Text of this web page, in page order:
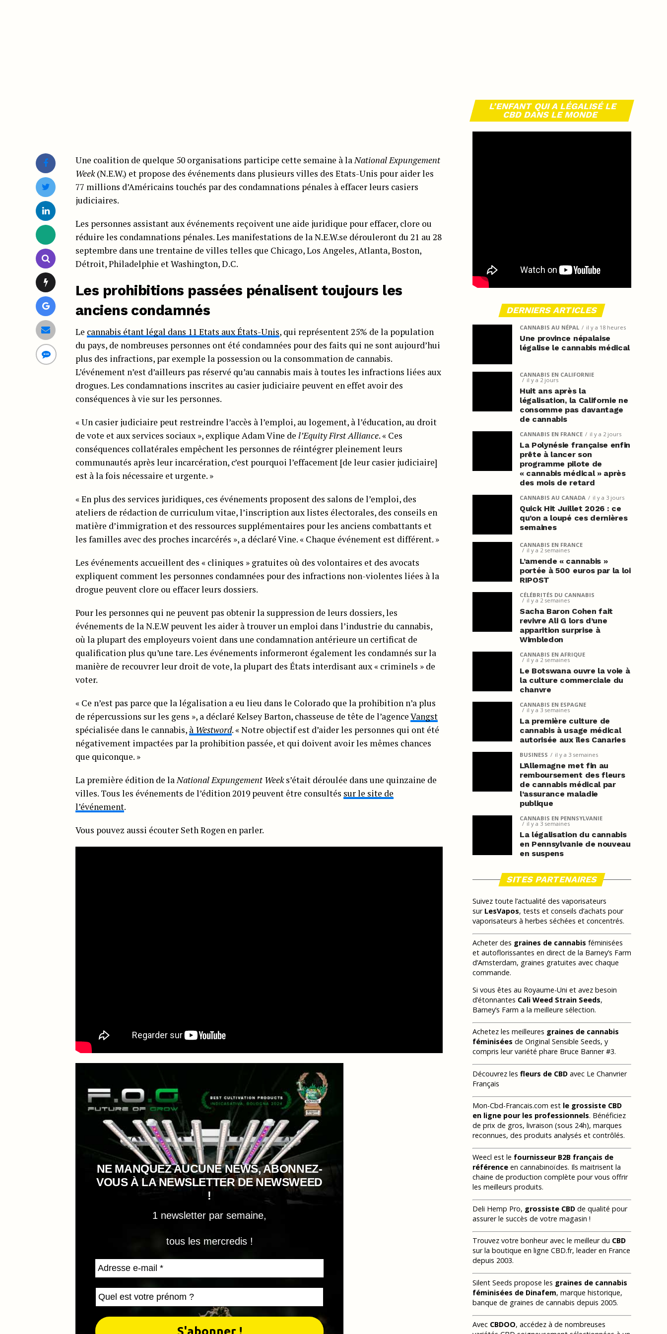
Une coalition de quelque 50 organisations participe cette semaine à laNational Expungement
Week(N.E.W.) et propose des événements dans plusieurs villes des Etats-Unis pour aider les
77 millions d’Américains touchés par des condamnations pénales à effacer leurs casiers
judiciaires.
Les personnes assistant aux événements reçoivent une aide juridique pour effacer, clore ou
réduire les condamnations pénales. Les manifestations de la N.E.W.se dérouleront du 21 au 28
septembre dans une trentaine de villes telles que Chicago, Los Angeles, Atlanta, Boston,
Détroit, Philadelphie et Washington, D.C.
Les prohibitions passées pénalisent toujours les
anciens condamnés
Le cannabis étant légal dans 11 Etats aux États-Unis, qui représentent 25% de la population
du pays, de nombreuses personnes ont été condamnées pour des faits qui ne sont aujourd’hui
plus des infractions, par exemple la possession ou la consommation de cannabis.
L’événement n’est d’ailleurs pas réservé qu’au cannabis mais à toutes les infractions liées aux
drogues. Les condamnations inscrites au casier judiciaire peuvent en effet avoir des
conséquences à vie sur les personnes.
« Un casier judiciaire peut restreindre l’accès à l’emploi, au logement, à l’éducation, au droit
de vote et aux services sociaux », explique Adam Vine de l’Equity First Alliance. « Ces
conséquences collatérales empêchent les personnes de réintégrer pleinement leurs
communautés après leur incarcération, c’est pourquoi l’effacement [de leur casier judiciaire]
est à la fois nécessaire et urgente. »
« En plus des services juridiques, ces événements proposent des salons de l’emploi, des
ateliers de rédaction de curriculum vitae, l’inscription aux listes électorales, des conseils en
matière d’immigration et des ressources supplémentaires pour les anciens combattants et
les familles avec des proches incarcérés », a déclaré Vine. « Chaque événement est différent. »
Les événements accueillent des « cliniques » gratuites où des volontaires et des avocats
expliquent comment les personnes condamnées pour des infractions non-violentes liées à la
drogue peuvent clore ou effacer leurs dossiers.
Pour les personnes qui ne peuvent pas obtenir la suppression de leurs dossiers, les
événements de la N.E.W peuvent les aider à trouver un emploi dans l’industrie du cannabis,
où la plupart des employeurs voient dans une condamnation antérieure un certificat de
qualification plus qu’une tare. Les événements informeront également les condamnés sur la
manière de recouvrer leur droit de vote, la plupart des États interdisant aux « criminels » de
voter.
« Ce n’est pas parce que la légalisation a eu lieu dans le Colorado que la prohibition n’a plus
de répercussions sur les gens », a déclaré Kelsey Barton, chasseuse de tête de l’agenceVangst
spécialisée dans le cannabis, à Westword. « Notre objectif est d’aider les personnes qui ont été
négativement impactées par la prohibition passée, et qui doivent avoir les mêmes chances
que quiconque. »
La première édition de laNational Expungement Weeks’était déroulée dans une quinzaine de
villes. Tous les événements de l’édition 2019 peuvent être consultés sur le site de
l’événement.
Vous pouvez aussi écouter Seth Rogen en parler.
NE MANQUEZ AUCUNE NEWS, ABONNEZ-
VOUS À LA NEWSLETTER DE NEWSWEED
!
1 newsletter par semaine,
tous les mercredis !
L’ENFANT QUI A LÉGALISÉ LE
CBD DANS LE MONDE
DERNIERS ARTICLES
CANNABIS AU NÉPAL il y a 18 heures
Une province népalaise
légalise le cannabis médical
CANNABIS EN CALIFORNIE
il y a 2 jours
Huit ans après la
légalisation, la Californie ne
consomme pas davantage
de cannabis
CANNABIS EN FRANCE il y a 2 jours
La Polynésie française enfin
prête à lancer son
programme pilote de
« cannabis médical » après
des mois de retard
CANNABIS AU CANADA il y a 3 jours
Quick Hit Juillet 2026 : ce
qu’on a loupé ces dernières
semaines
CANNABIS EN FRANCE
il y a 2 semaines
L’amende « cannabis »
portée à 500 euros par la loi
RIPOST
CÉLÉBRITÉS DU CANNABIS
il y a 2 semaines
Sacha Baron Cohen fait
revivre Ali G lors d’une
apparition surprise à
Wimbledon
CANNABIS EN AFRIQUE
il y a 2 semaines
Le Botswana ouvre la voie à
la culture commerciale du
chanvre
CANNABIS EN ESPAGNE
il y a 3 semaines
La première culture de
cannabis à usage médical
autorisée aux îles Canaries
BUSINESS il y a 3 semaines
L’Allemagne met fin au
remboursement des fleurs
de cannabis médical par
l’assurance maladie
publique
CANNABIS EN PENNSYLVANIE
il y a 3 semaines
La légalisation du cannabis
en Pennsylvanie de nouveau
en suspens
SITES PARTENAIRES
Suivez toute l’actualité des vaporisateurs
sur LesVapos, tests et conseils d’achats pour
vaporisateurs à herbes séchées et concentrés.
Acheter des graines de cannabis féminisées
et autoflorissantes en direct de la Barney’s Farm
d’Amsterdam, graines gratuites avec chaque
commande.
Si vous êtes au Royaume-Uni et avez besoin
d’étonnantes Cali Weed Strain Seeds,
Barney’s Farm a la meilleure sélection.
Achetez les meilleures graines de cannabis
féminisées de Original Sensible Seeds, y
compris leur variété phare Bruce Banner #3.
Découvrez les fleurs de CBD avec Le Chanvrier
Français
Mon-Cbd-Francais.com est le grossiste CBD
en ligne pour les professionnels. Bénéficiez
de prix de gros, livraison (sous 24h), marques
reconnues, des produits analysés et contrôlés.
Weecl est le fournisseur B2B français de
référence en cannabinoïdes. Ils maitrisent la
chaine de production complète pour vous offrir
les meilleurs produits.
Deli Hemp Pro, grossiste CBD de qualité pour
assurer le succès de votre magasin !
Trouvez votre bonheur avec le meilleur du CBD
sur la boutique en ligne CBD.fr, leader en France
depuis 2003.
Silent Seeds propose les graines de cannabis
féminisées de Dinafem, marque historique,
banque de graines de cannabis depuis 2005.
Avec CBDOO, accédez à de nombreuses